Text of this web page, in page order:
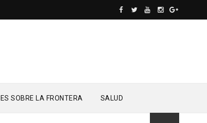
SOBRE LA FRONTERA SALUD